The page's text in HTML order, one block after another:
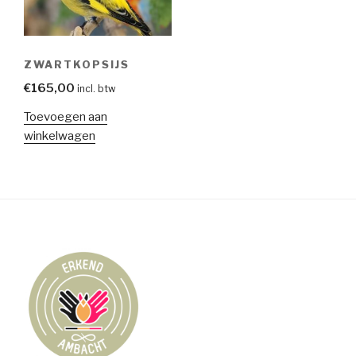
ZWARTKOPSIJS
€165,00 incl. btw
Toevoegen aan
winkelwagen